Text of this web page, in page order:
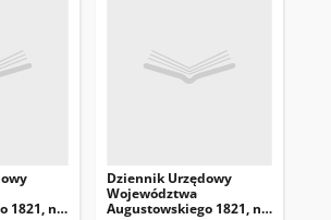
1821, nr
Dziennik Urzędowy
Województwa
Augustowskiego 1821, nr